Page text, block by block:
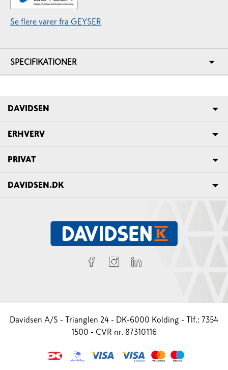
Se flere varer fra GEYSER
SPECIFIKATIONER
DAVIDSEN
ERHVERV
PRIVAT
DAVIDSEN.DK
Davidsen A/S - Trianglen 24 - DK-6000 Kolding - Tlf.: 7354
1500 - CVR nr. 87310116